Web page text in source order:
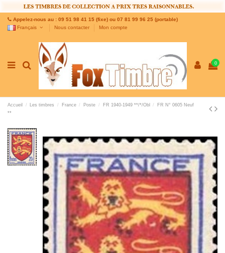
Appelez-nous au : 09 51 98 41 15 (fixe) ou 07 81 99 96 25 (portable)
Français
Nous contacter Mon compte
0
Accueil Les timbres France Poste FR 1940-1949 **/*/Obl
FR N° 0605 Neuf
**